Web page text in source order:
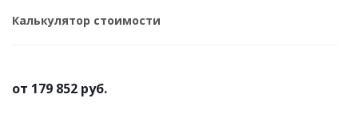
Калькулятор стоимости
от 179 852 руб.